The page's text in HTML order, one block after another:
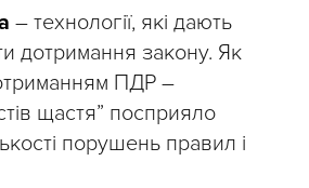
– технології, які дають
дотримання закону. Як
ПДР –
щастя” посприяло
порушень правил і